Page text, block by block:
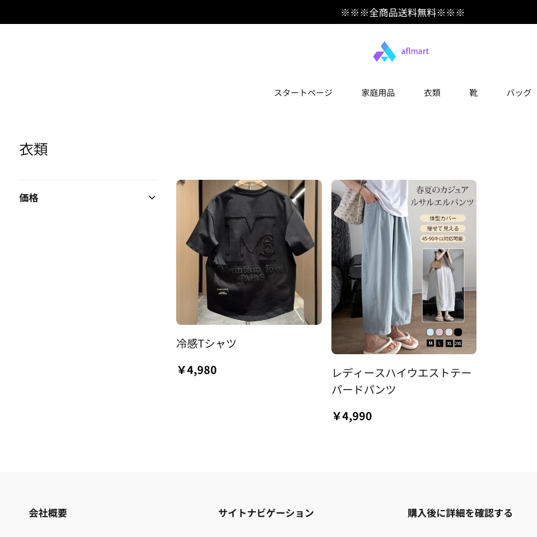
※※※全商品送料無料※※※
スタートページ 家庭用品 衣類 靴 バッグ
衣類
価格
冷感Tシャツ
￥4,980
レディースハイウエストテー
パードパンツ
￥4,990
会社概要 サイトナビゲーション 購入後に詳細を確認する